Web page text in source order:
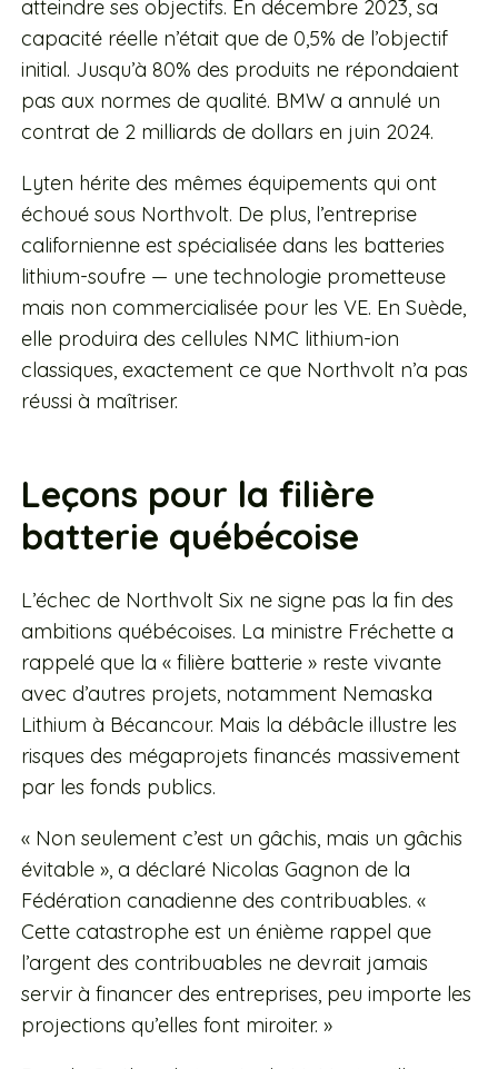
atteindre ses objectifs. En décembre 2023, sa
capacité réelle n’était que de 0,5% de l’objectif
initial. Jusqu’à 80% des produits ne répondaient
pas aux normes de qualité. BMW a annulé un
contrat de 2 milliards de dollars en juin 2024.
Lyten hérite des mêmes équipements qui ont
échoué sous Northvolt. De plus, l’entreprise
californienne est spécialisée dans les batteries
lithium-soufre — une technologie prometteuse
mais non commercialisée pour les VE. En Suède,
elle produira des cellules NMC lithium-ion
classiques, exactement ce que Northvolt n’a pas
réussi à maîtriser.
Leçons pour la filière
batterie québécoise
L’échec de Northvolt Six ne signe pas la fin des
ambitions québécoises. La ministre Fréchette a
rappelé que la « filière batterie » reste vivante
avec d’autres projets, notamment Nemaska
Lithium à Bécancour. Mais la débâcle illustre les
risques des mégaprojets financés massivement
par les fonds publics.
« Non seulement c’est un gâchis, mais un gâchis
évitable », a déclaré Nicolas Gagnon de la
Fédération canadienne des contribuables. «
Cette catastrophe est un énième rappel que
l’argent des contribuables ne devrait jamais
servir à financer des entreprises, peu importe les
projections qu’elles font miroiter. »